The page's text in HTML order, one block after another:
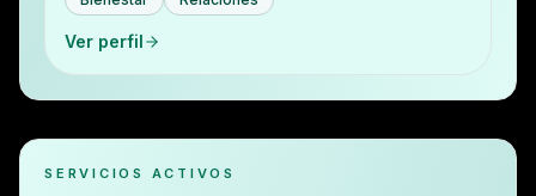
evidencias.
Ver perfil
SERVICIOS ACTIVOS